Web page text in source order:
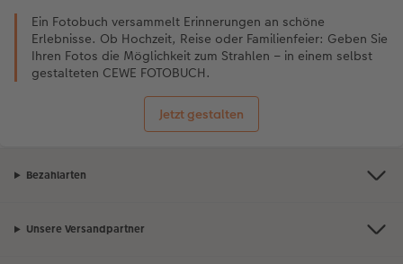
Ein Fotobuch versammelt Erinnerungen an schöne
Erlebnisse. Ob Hochzeit, Reise oder Familienfeier: Geben Sie
Ihren Fotos die Möglichkeit zum Strahlen – in einem selbst
gestalteten CEWE FOTOBUCH.
Jetzt gestalten
Bezahlarten
Unsere Versandpartner